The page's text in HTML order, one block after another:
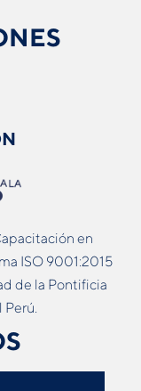
en
ISO 9001:2015
de la Pontificia